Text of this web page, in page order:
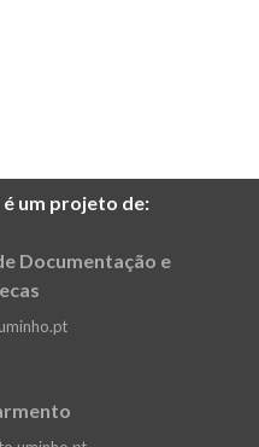
um projeto de:
Documentação e